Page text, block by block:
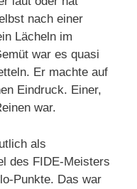
nach einer
Lächeln im
war es quasi
Er machte auf
Eindruck. Einer,
war.
als
des FIDE-Meisters
Punkte. Das war